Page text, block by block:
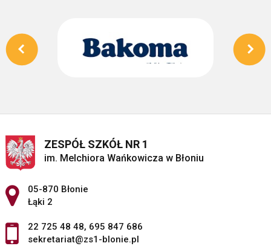
ZESPÓŁ SZKÓŁ NR 1
im. Melchiora Wańkowicza w Błoniu
Adres pocztowy:
05-870 Błonie
Łąki 2
22 725 48 48, 695 847 686
sekretariat@zs1-blonie.pl